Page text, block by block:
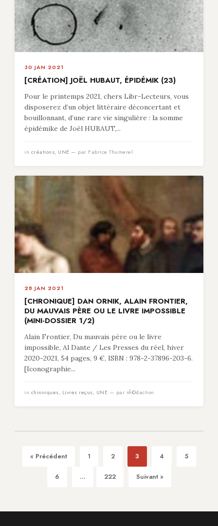
30 JAN 2021
[CRÉATION] JOËL HUBAUT, ÉPIDÉMIK (23)
Pour le printemps 2021, chers Libr-Lecteurs, vous
disposerez d’un objet littéraire déconcertant et
bouillonnant, d’une rare vie singulière : la somme
épidémike de Joël HUBAUT,...
in créations, UNE — par Fabrice Thumerel
28 JAN 2021
[CHRONIQUE] DAN ORNIK, ALAIN FRONTIER,
DU MAUVAIS PÈRE OU LE LIVRE IMPOSSIBLE
(MINI-DOSSIER 1/2)
Alain Frontier, Du mauvais père ou le livre
impossible, Al Dante / Les Presses du réel, hiver
2020-2021, 54 pages, 9 €, ISBN : 978-2-37896-203-6.
[Iconographie...
in chroniques, Livres reçus, UNE — par rÃ©daction
« Précédent 1 2 3 4 5
6 ... 222 Suivant »